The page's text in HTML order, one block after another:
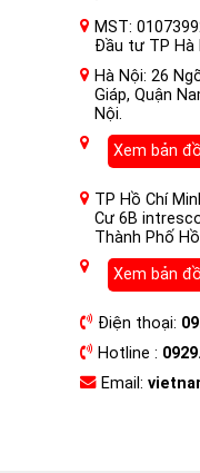
MST:
Đầu tư TP Hà
Hà Nội: 26
Giáp, Quận
Nội.
Xem bản đồ
TP Hồ Chí
Cư 6B
Thành Phố
Xem bản đồ
Điện thoại:
Hotline :
Email: